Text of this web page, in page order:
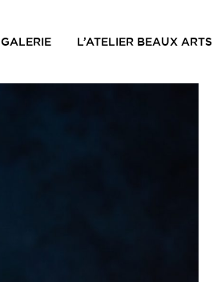
GALERIE L’ATELIER BEAUX ARTS